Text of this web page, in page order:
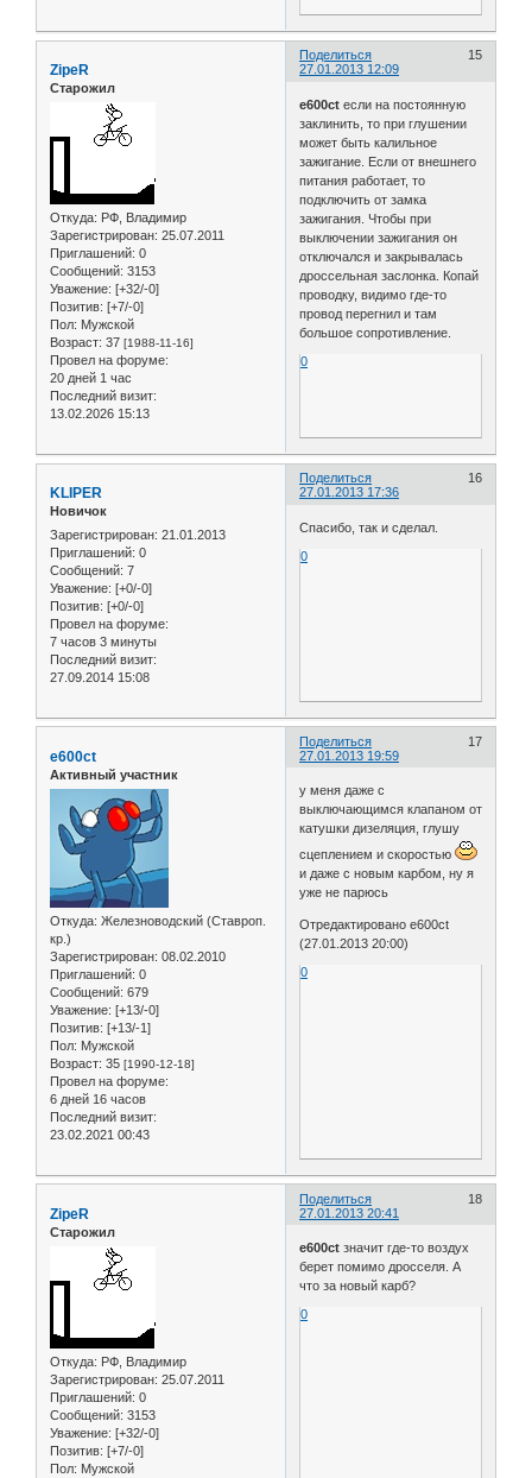
Поделиться
15
27.01.2013 12:09
ZipeR
Старожил
Откуда: РФ, Владимир
Зарегистрирован: 25.07.2011
Приглашений: 0
Сообщений: 3153
Уважение: [+32/-0]
Позитив: [+7/-0]
Пол: Мужской
Возраст: 37 [1988-11-16]
Провел на форуме:
20 дней 1 час
Последний визит:
13.02.2026 15:13
e600ct если на постоянную
заклинить, то при глушении
может быть калильное
зажигание. Если от внешнего
питания работает, то
подключить от замка
зажигания. Чтобы при
выключении зажигания он
отключался и закрывалась
дроссельная заслонка. Копай
проводку, видимо где-то
провод перегнил и там
большое сопротивление.
0
Поделиться
16
27.01.2013 17:36
KLIPER
Новичок
Зарегистрирован: 21.01.2013
Приглашений: 0
Сообщений: 7
Уважение: [+0/-0]
Позитив: [+0/-0]
Провел на форуме:
7 часов 3 минуты
Последний визит:
27.09.2014 15:08
Спасибо, так и сделал.
0
Поделиться
17
27.01.2013 19:59
e600ct
Активный участник
Откуда: Железноводский (Ставроп.
кр.)
Зарегистрирован: 08.02.2010
Приглашений: 0
Сообщений: 679
Уважение: [+13/-0]
Позитив: [+13/-1]
Пол: Мужской
Возраст: 35 [1990-12-18]
Провел на форуме:
6 дней 16 часов
Последний визит:
23.02.2021 00:43
у меня даже с
выключающимся клапаном от
катушки дизеляция, глушу
сцеплением и скоростью
и даже с новым карбом, ну я
уже не парюсь
Отредактировано e600ct
(27.01.2013 20:00)
0
Поделиться
18
27.01.2013 20:41
ZipeR
Старожил
Откуда: РФ, Владимир
Зарегистрирован: 25.07.2011
Приглашений: 0
Сообщений: 3153
Уважение: [+32/-0]
Позитив: [+7/-0]
Пол: Мужской
e600ct значит где-то воздух
берет помимо дросселя. А
что за новый карб?
0